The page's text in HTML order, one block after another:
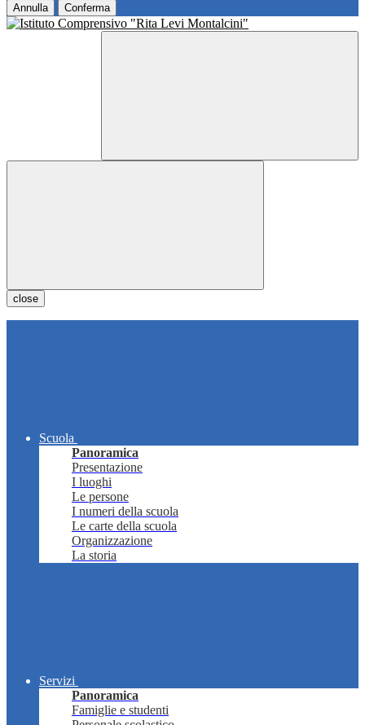
Annulla Conferma
close
Scuola
Panoramica
Presentazione
I luoghi
Le persone
I numeri della scuola
Le carte della scuola
Organizzazione
La storia
Servizi
Panoramica
Famiglie e studenti